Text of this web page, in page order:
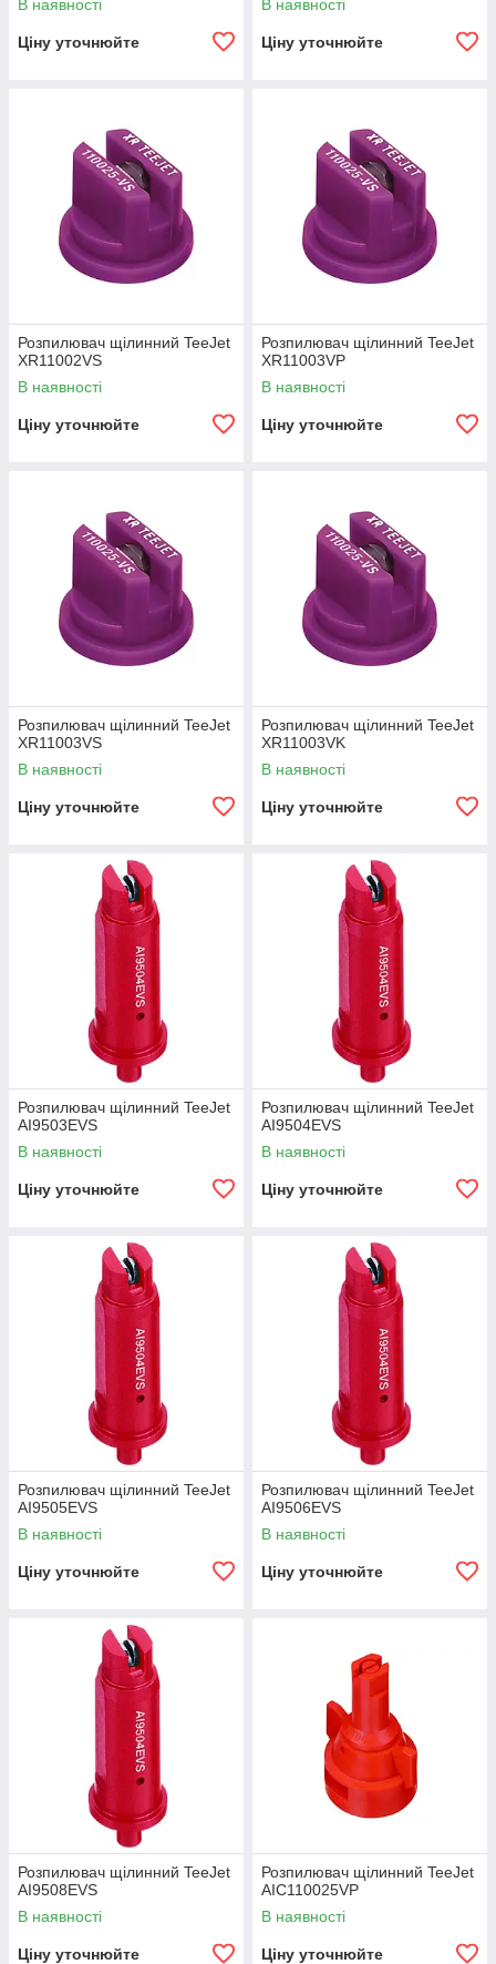
В наявності
Ціну уточнюйте
В наявності
Ціну уточнюйте
Розпилювач щілинний TeeJet
XR11002VS
В наявності
Ціну уточнюйте
Розпилювач щілинний TeeJet
XR11003VP
В наявності
Ціну уточнюйте
Розпилювач щілинний TeeJet
XR11003VS
В наявності
Ціну уточнюйте
Розпилювач щілинний TeeJet
XR11003VK
В наявності
Ціну уточнюйте
Розпилювач щілинний TeeJet
AI9503EVS
В наявності
Ціну уточнюйте
Розпилювач щілинний TeeJet
AI9504EVS
В наявності
Ціну уточнюйте
Розпилювач щілинний TeeJet
AI9505EVS
В наявності
Ціну уточнюйте
Розпилювач щілинний TeeJet
AI9506EVS
В наявності
Ціну уточнюйте
Розпилювач щілинний TeeJet
AI9508EVS
В наявності
Ціну уточнюйте
Розпилювач щілинний TeeJet
AIC110025VP
В наявності
Ціну уточнюйте